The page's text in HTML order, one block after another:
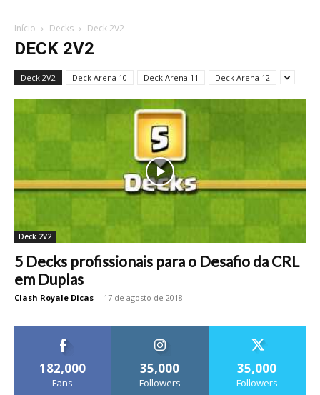
Início Decks Deck 2V2
DECK 2V2
Deck 2V2 Deck Arena 10 Deck Arena 11 Deck Arena 12
Deck 2V2
5 Decks profissionais para o Desafio da CRL
em Duplas
Clash Royale Dicas - 17 de agosto de 2018
182,000
Fans
35,000
Followers
35,000
Followers